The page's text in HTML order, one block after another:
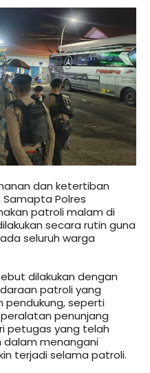
dan ketertiban
Polres
patroli malam di
secara rutin guna
seluruh warga
dilakukan dengan
patroli yang
pendukung, seperti
penunjang
petugas yang telah
menangani
terjadi selama patroli.